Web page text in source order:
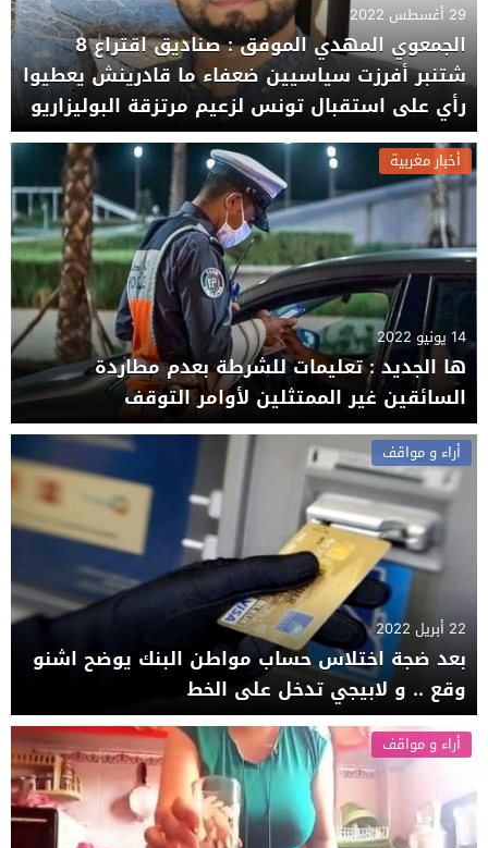
29 أغسطس 2022
الجمعوي المهدي الموفق : صناديق اقتراع 8
شتنبر أفرزت سياسيين ضعفاء ما قادرينش يعطيوا
رأي على استقبال تونس لزعيم مرتزقة البوليزاريو
أخبار مغربية
14 يونيو 2022
ها الجديد : تعليمات للشرطة بعدم مطاردة
السائقين غير الممتثلين لأوامر التوقف
أراء و مواقف
22 أبريل 2022
بعد ضجة اختلاس حساب مواطن البنك يوضح اشنو
وقع .. و لابيجي تدخل على الخط
أراء و مواقف